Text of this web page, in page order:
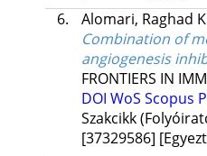
6.
Alomari, Raghad K
Combination of
angiogenesis
FRONTIERS IN
DOI WoS Scopus
Szakcikk
[37329586]